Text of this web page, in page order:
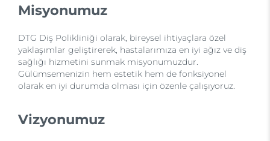
Misyonumuz
DTG Diş Polikliniği olarak, bireysel ihtiyaçlara özel
yaklaşımlar geliştirerek, hastalarımıza en iyi ağız ve diş
sağlığı hizmetini sunmak misyonumuzdur.
Gülümsemenizin hem estetik hem de fonksiyonel
olarak en iyi durumda olması için özenle çalışıyoruz.
Vizyonumuz